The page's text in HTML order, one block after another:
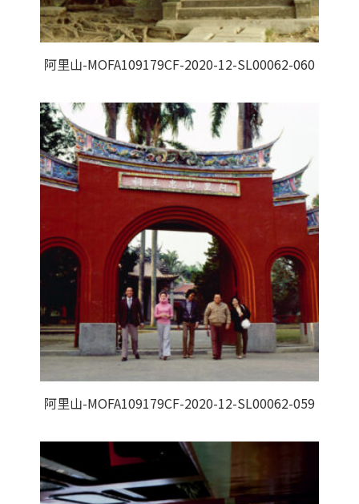
阿里山-MOFA109179CF-2020-12-SL00062-060
阿里山-MOFA109179CF-2020-12-SL00062-059